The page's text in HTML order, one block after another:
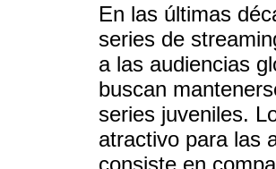
En las últimas
series de
a las audiencias
buscan
series juveniles.
atractivo para las
consiste en